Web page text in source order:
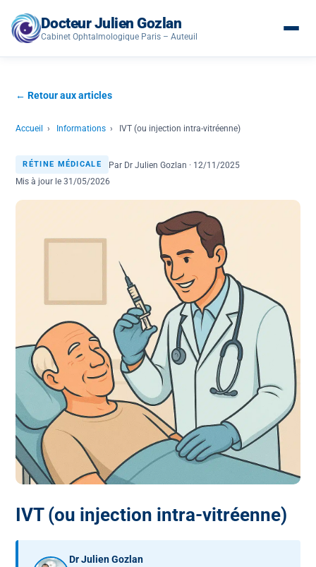
Docteur Julien Gozlan
Cabinet Ophtalmologique Paris – Auteuil
← Retour aux articles
Accueil › Informations › IVT (ou injection intra-vitréenne)
RÉTINE MÉDICALE
Par Dr Julien Gozlan · 12/11/2025
Mis à jour le 31/05/2026
IVT (ou injection intra-vitréenne)
Dr Julien Gozlan